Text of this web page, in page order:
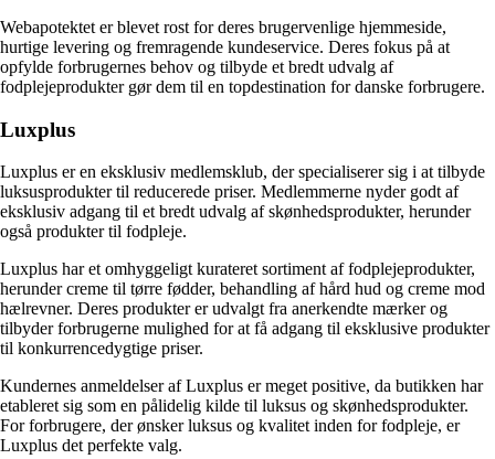
Webapotektet er blevet rost for deres brugervenlige hjemmeside,
hurtige levering og fremragende kundeservice. Deres fokus på at
opfylde forbrugernes behov og tilbyde et bredt udvalg af
fodplejeprodukter gør dem til en topdestination for danske forbrugere.
Luxplus
Luxplus er en eksklusiv medlemsklub, der specialiserer sig i at tilbyde
luksusprodukter til reducerede priser. Medlemmerne nyder godt af
eksklusiv adgang til et bredt udvalg af skønhedsprodukter, herunder
også produkter til fodpleje.
Luxplus har et omhyggeligt kurateret sortiment af fodplejeprodukter,
herunder creme til tørre fødder, behandling af hård hud og creme mod
hælrevner. Deres produkter er udvalgt fra anerkendte mærker og
tilbyder forbrugerne mulighed for at få adgang til eksklusive produkter
til konkurrencedygtige priser.
Kundernes anmeldelser af Luxplus er meget positive, da butikken har
etableret sig som en pålidelig kilde til luksus og skønhedsprodukter.
For forbrugere, der ønsker luksus og kvalitet inden for fodpleje, er
Luxplus det perfekte valg.